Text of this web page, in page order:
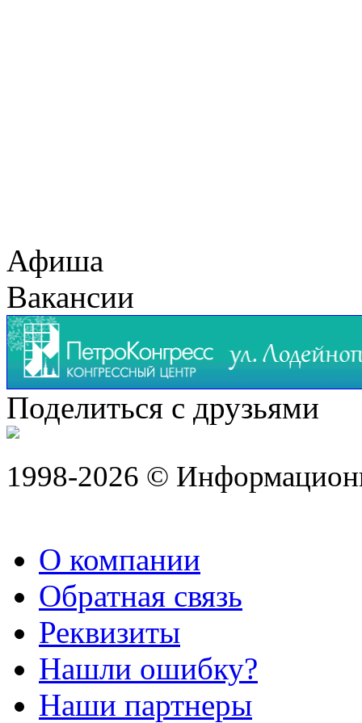
Афиша
Вакансии
Поделиться с друзьями
1998-2026 ©
О компании
Обратная связь
Реквизиты
Нашли ошибку?
Наши партнеры